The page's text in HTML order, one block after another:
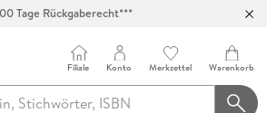
Tage Rückgaberecht***
Filiale Konto Merkzettel Warenkorb